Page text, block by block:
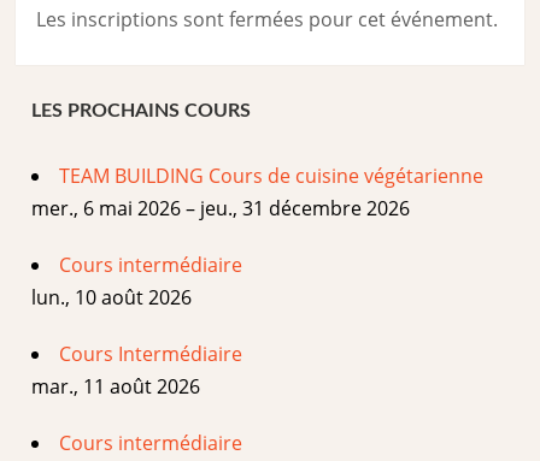
Les inscriptions sont fermées pour cet événement.
LES PROCHAINS COURS
TEAM BUILDING Cours de cuisine végétarienne
mer., 6 mai 2026 – jeu., 31 décembre 2026
Cours intermédiaire
lun., 10 août 2026
Cours Intermédiaire
mar., 11 août 2026
Cours intermédiaire